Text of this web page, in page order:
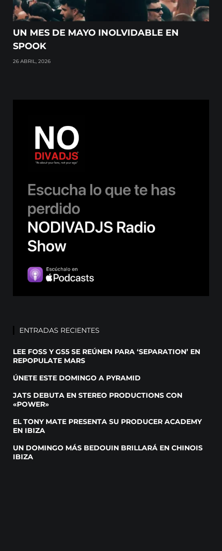
UN MES DE MAYO INOLVIDABLE EN
SPOOK
26 ABRIL, 2026
ENTRADAS RECIENTES
LEE FOSS Y GS5 SE REÚNEN PARA ‘SEPARATION’ EN
REPOPULATE MARS
ÚNETE ESTE DOMINGO A PYRAMID
JATS DEBUTA EN STEREO PRODUCTIONS CON
«POWER»
EL TONY MATE PRESENTA SU PRODUCER ACADEMY
EN IBIZA
UN DOMINGO MÁS BEDOUIN BRILLARÁ EN CHINOIS
IBIZA